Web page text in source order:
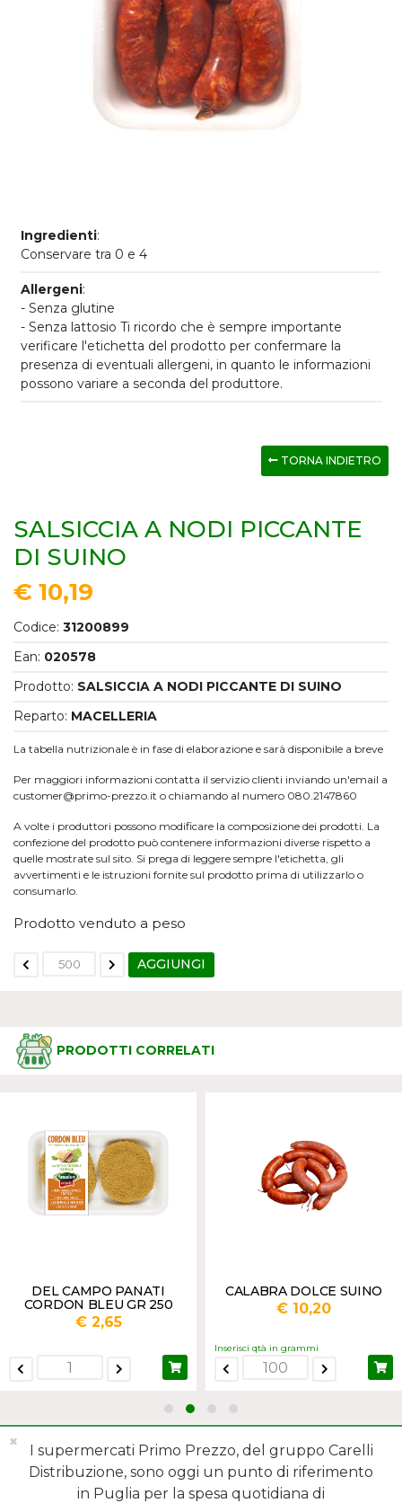
Ingredienti:
Conservare tra 0 e 4
Allergeni:
- Senza glutine
- Senza lattosio Ti ricordo che è sempre importante
verificare l'etichetta del prodotto per confermare la
presenza di eventuali allergeni, in quanto le informazioni
possono variare a seconda del produttore.
TORNA INDIETRO
SALSICCIA A NODI PICCANTE
DI SUINO
€ 10,19
Codice: 31200899
Ean: 020578
Prodotto: SALSICCIA A NODI PICCANTE DI SUINO
Reparto: MACELLERIA
La tabella nutrizionale è in fase di elaborazione e sarà disponibile a breve
Per maggiori informazioni contatta il servizio clienti inviando un'email a
customer@primo-prezzo.it o chiamando al numero 080.2147860
A volte i produttori possono modificare la composizione dei prodotti. La
confezione del prodotto può contenere informazioni diverse rispetto a
quelle mostrate sul sito. Si prega di leggere sempre l'etichetta, gli
avvertimenti e le istruzioni fornite sul prodotto prima di utilizzarlo o
consumarlo.
Prodotto venduto a peso
AGGIUNGI
PRODOTTI CORRELATI
DEL CAMPO PANATI
CORDON BLEU GR 250
€ 2,65
CALABRA DOLCE SUINO
€ 10,20
Inserisci qtà in grammi
I supermercati Primo Prezzo, del gruppo Carelli
Distribuzione, sono oggi un punto di riferimento
in Puglia per la spesa quotidiana di
✖